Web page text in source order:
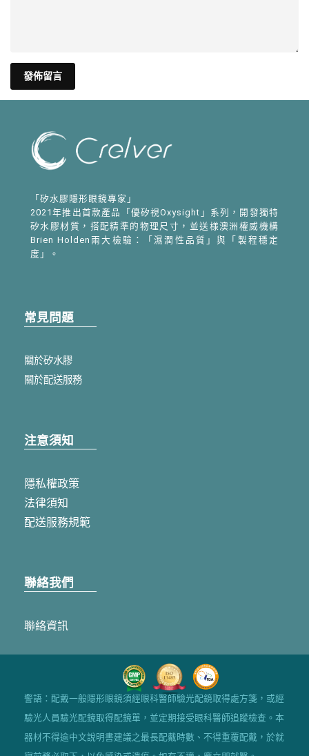
「矽水膠隱形眼鏡專家」
2021年推出首款產品「優矽視Oxysight」系列，開發獨特
矽水膠材質，搭配精準的物理尺寸，並送様澳洲權威機構
Brien Holden兩大檢驗：「濕潤性品質」與「製程穩定
度」。
常見問題
關於矽水膠
關於配送服務
注意須知
隱私權政策
法律須知
配送服務規範
聯絡我們
聯絡資訊
警語：配戴一般隱形眼鏡須經眼科醫師驗光配鏡取得處方箋，或經
驗光人員驗光配鏡取得配鏡單，並定期接受眼科醫師追蹤檢查。本
器材不得逾中文說明書建議之最長配戴時數、不得重覆配戴，於就